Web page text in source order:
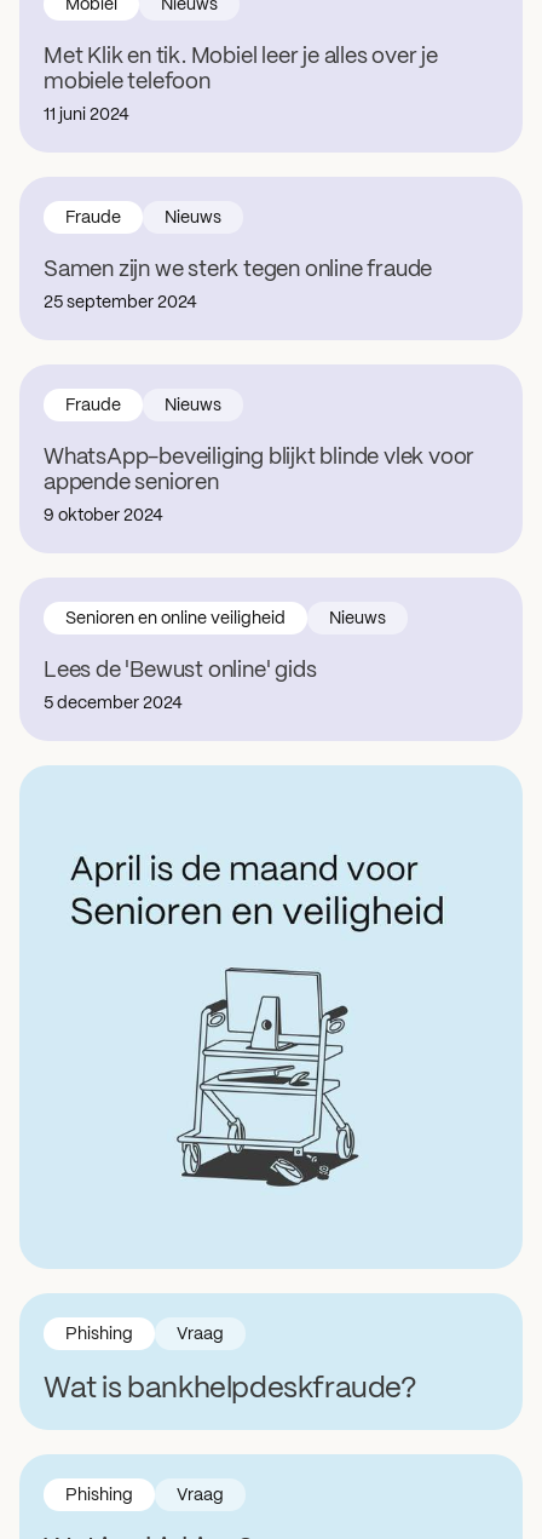
Met Klik en tik. Mobiel leer je alles over je
mobiele telefoon
Mobiel Nieuws
11 juni 2024
Samen zijn we sterk tegen online fraude
Fraude Nieuws
25 september 2024
WhatsApp-beveiliging blijkt blinde vlek voor
appende senioren
Fraude Nieuws
9 oktober 2024
Lees de 'Bewust online' gids
Senioren en online veiligheid Nieuws
5 december 2024
Wat is bankhelpdeskfraude?
Phishing Vraag
Phishing Vraag